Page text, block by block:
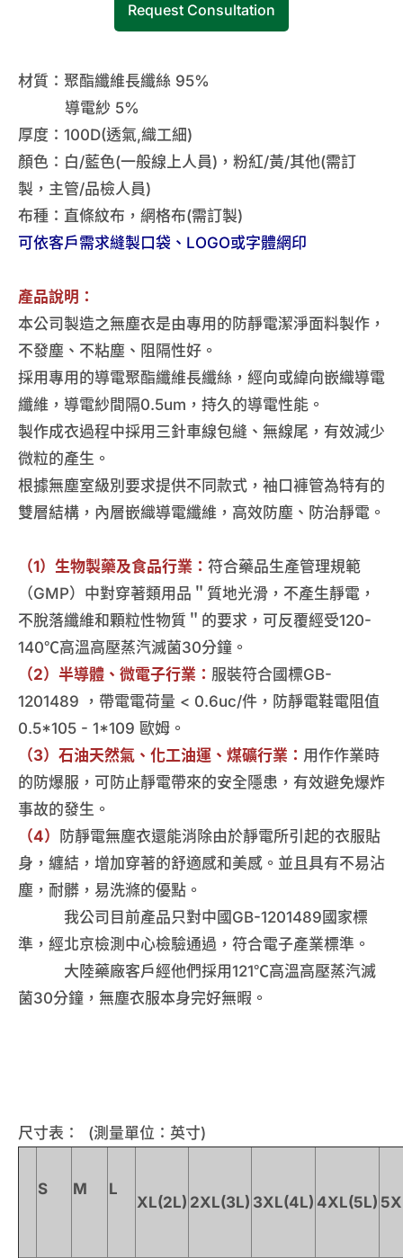
Request Consultation
材質：聚酯纖維長纖絲 95%
導電紗 5%
厚度：100D(透氣,織工細)
顏色：白/藍色(一般線上人員)，粉紅/黃/其他(需訂
製，主管/品檢人員)
布種：直條紋布，網格布(需訂製)
可依客戶需求縫製口袋、LOGO或字體網印
產品說明：
本公司製造之無塵衣是由專用的防靜電潔淨面料製作，
不發塵、不粘塵、阻隔性好。
採用專用的導電聚酯纖維長纖絲，經向或緯向嵌織導電
纖維，導電紗間隔0.5um，持久的導電性能。
製作成衣過程中採用三針車線包縫、無線尾，有效減少
微粒的產生。
根據無塵室級別要求提供不同款式，袖口褲管為特有的
雙層結構，內層嵌織導電纖維，高效防塵、防治靜電。
（1）生物製藥及食品行業： 符合藥品生產管理規範
（GMP）中對穿著類用品＂質地光滑，不產生靜電，
不脫落纖維和顆粒性物質＂的要求，可反覆經受120-
140℃高溫高壓蒸汽滅菌30分鐘。
（2）半導體、微電子行業： 服裝符合國標GB-
1201489 ，帶電電荷量 < 0.6uc/件，防靜電鞋電阻值
0.5*105 - 1*109 歐姆。
（3）石油天然氣、化工油運、煤礦行業： 用作作業時
的防爆服，可防止靜電帶來的安全隱患，有效避免爆炸
事故的發生。
（4）
防靜電無塵衣還能消除由於靜電所引起的衣服貼
身，纏結，增加穿著的舒適感和美感。並且具有不易沾
塵，耐髒，易洗滌的優點。
我公司目前產品只對中國GB-1201489國家標
準，經北京檢測中心檢驗通過，符合電子產業標準。
大陸藥廠客戶經他們採用121℃高溫高壓蒸汽滅
菌30分鐘，無塵衣服本身完好無暇。
尺寸表： (測量單位：英寸)
S M L
XL(2L) 2XL(3L) 3XL(4L) 4XL(5L)